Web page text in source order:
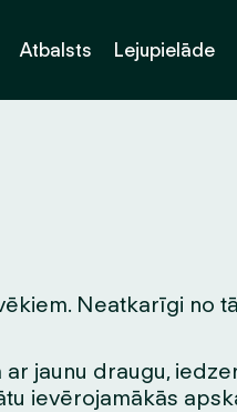
Atbalsts Lejupielāde
Neatkarīgi no
jaunu draugu,
ievērojamākās